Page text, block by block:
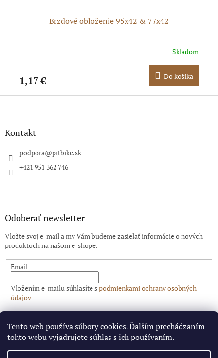
Tento web používa súborycookies. Ďalším prechádzaním
tohto webu vyjadrujete súhlas s ich používaním.
Brzdové obloženie 95x42 & 77x42
Skladom
1,17 € Do košíka
Z
Kontakt
podpora@pitbike.sk
+421 951 362 746
Odoberať newsletter
Vložte svoj e-mail a my Vám budeme zasielať informácie o nových
produktoch na našom e-shope.
Email
Vložením e-mailu súhlasíte spodmienkami ochrany osobných
údajov